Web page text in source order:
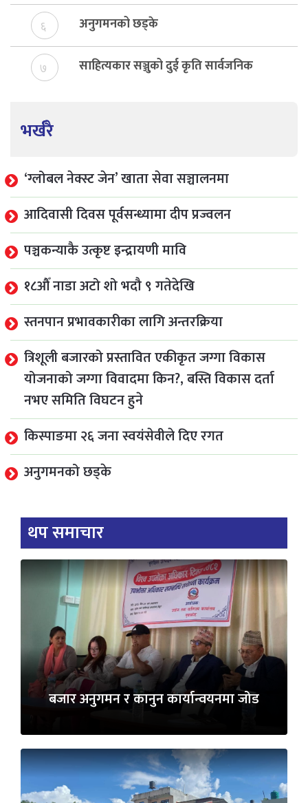
६ अनुगमनको छड्के
७ साहित्यकार सञ्जुको दुई कृति सार्वजनिक
भर्खरै
‘ग्लोबल नेक्स्ट जेन’ खाता सेवा सञ्चालनमा
आदिवासी दिवस पूर्वसन्ध्यामा दीप प्रज्वलन
पञ्चकन्याकै उत्कृष्ट इन्द्रायणी मावि
१८औँ नाडा अटो शो भदौ ९ गतेदेखि
स्तनपान प्रभावकारीका लागि अन्तरक्रिया
त्रिशूली बजारको प्रस्तावित एकीकृत जग्गा विकास
योजनाको जग्गा विवादमा किन?, बस्ति विकास दर्ता
नभए समिति विघटन हुने
किस्पाङमा २६ जना स्वयंसेवीले दिए रगत
अनुगमनको छड्के
थप समाचार
बजार अनुगमन र कानुन कार्यान्वयनमा जोड